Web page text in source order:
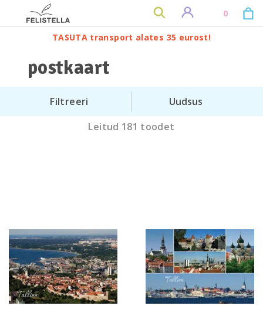
0
TASUTA transport alates 35 eurost!
postkaart
Filtreeri
Leitud 181 toodet